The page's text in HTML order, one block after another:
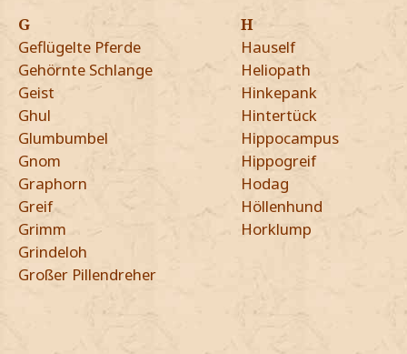
G
Geflügelte Pferde
Gehörnte Schlange
Geist
Ghul
Glumbumbel
Gnom
Graphorn
Greif
Grimm
Grindeloh
Großer Pillendreher
H
Hauself
Heliopath
Hinkepank
Hintertück
Hippocampus
Hippogreif
Hodag
Höllenhund
Horklump